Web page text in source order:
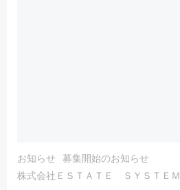
お知らせ 募集開始のお知らせ
株式会社ＥＳＴＡＴＥ ＳＹＳＴＥＭ